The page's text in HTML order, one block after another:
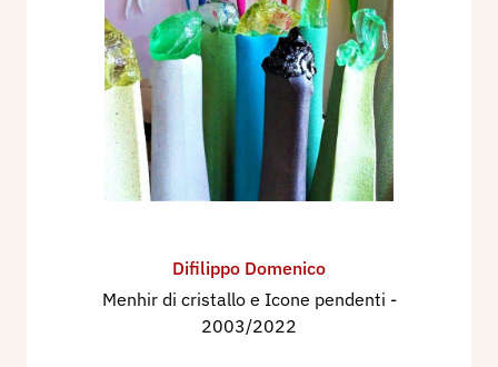
Difilippo Domenico
Menhir di cristallo e Icone pendenti -
2003/2022